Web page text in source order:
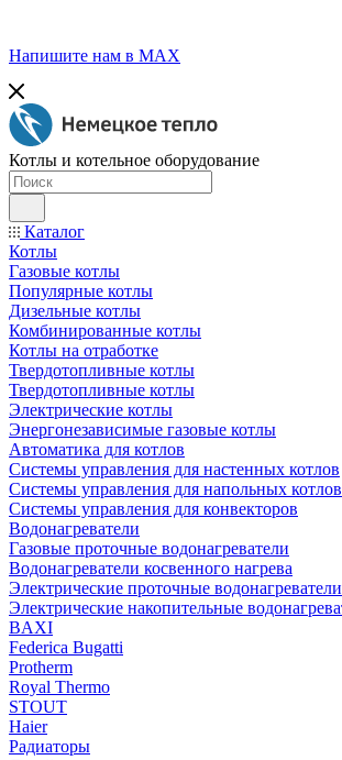
Напишите нам в МАХ
Котлы и котельное оборудование
Каталог
Котлы
Газовые котлы
Популярные котлы
Дизельные котлы
Комбинированные котлы
Котлы на отработке
Твердотопливные котлы
Твердотопливные котлы
Электрические котлы
Энергонезависимые газовые котлы
Автоматика для котлов
Системы управления для настенных котлов
Системы управления для напольных котлов
Системы управления для конвекторов
Водонагреватели
Газовые проточные водонагреватели
Водонагреватели косвенного нагрева
Электрические проточные водонагреватели
Электрические накопительные
BAXI
Federica Bugatti
Protherm
Royal Thermo
STOUT
Haier
Радиаторы